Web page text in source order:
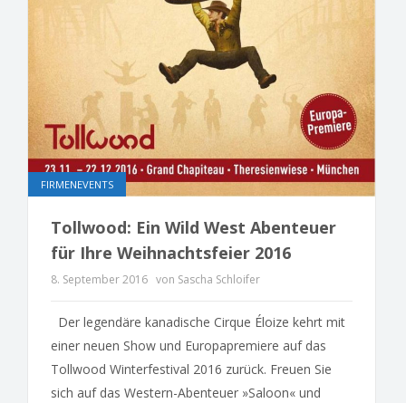
FIRMENEVENTS
Tollwood: Ein Wild West Abenteuer
für Ihre Weihnachtsfeier 2016
8. September 2016 von Sascha Schloifer
Der legendäre kanadische Cirque Éloize kehrt mit
einer neuen Show und Europapremiere auf das
Tollwood Winterfestival 2016 zurück. Freuen Sie
sich auf das Western-Abenteuer »Saloon« und